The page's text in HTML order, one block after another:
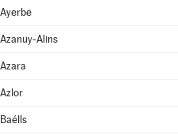
Ayerbe
Azanuy-Alins
Azara
Azlor
Baélls